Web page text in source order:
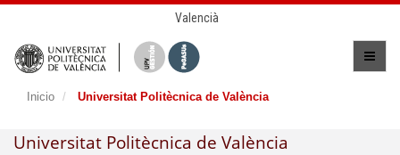
Valencià
Inicio Universitat Politècnica de València
Universitat Politècnica de València